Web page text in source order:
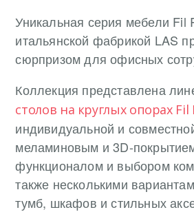
Уникальная серия мебели
итальянской фабрикой LAS
сюрпризом для офисных
Коллекция представлена
столов на круглых опорах Fil
индивидуальной и
меламиновым и 3D-
функционалом и выбором
также несколькими
тумб, шкафов и стильных